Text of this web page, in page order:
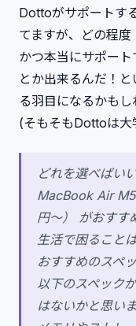
Dottoがサポートす
てますが、どの程
かつ本当にサポー
とか出来るんだ！
る羽目になるかもし
(そもそもDottoは
どれを選べばい
MacBook Air
円〜） がおすす
生活で困ること
おすすめのスペ
以下のスペック
はないかと思いま